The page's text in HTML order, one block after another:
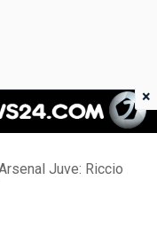
24
Juve: Riccio
×